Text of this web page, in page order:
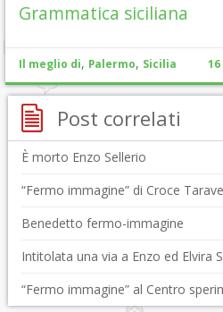
Grammatica siciliana
Il meglio di, Palermo, Sicilia
Post correlati
È morto Enzo Sellerio
“Fermo immagine” di Croce
Benedetto fermo-immagine
Intitolata una via a Enzo ed Elvira
“Fermo immagine” al Centro